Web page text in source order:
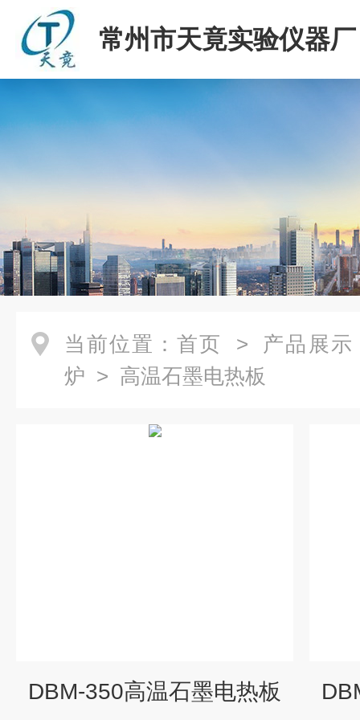
常州市天竟实验仪器厂
当前位置： 首页 > 产品展示
炉 > 高温石墨电热板
DBM-350高温石墨电热板